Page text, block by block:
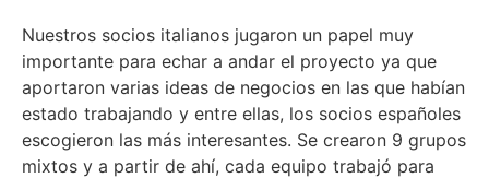
Nuestros socios italianos jugaron un papel muy
importante para echar a andar el proyecto ya que
aportaron varias ideas de negocios en las que habían
estado trabajando y entre ellas, los socios españoles
escogieron las más interesantes. Se crearon 9 grupos
mixtos y a partir de ahí, cada equipo trabajó para